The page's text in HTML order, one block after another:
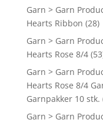
Garn > Garn
Hearts Ribbon (28)
Garn > Garn
Hearts Rose 8/4
Garn > Garn
Hearts Rose 8/4
Garnpakker 10 stk.
Garn > Garn